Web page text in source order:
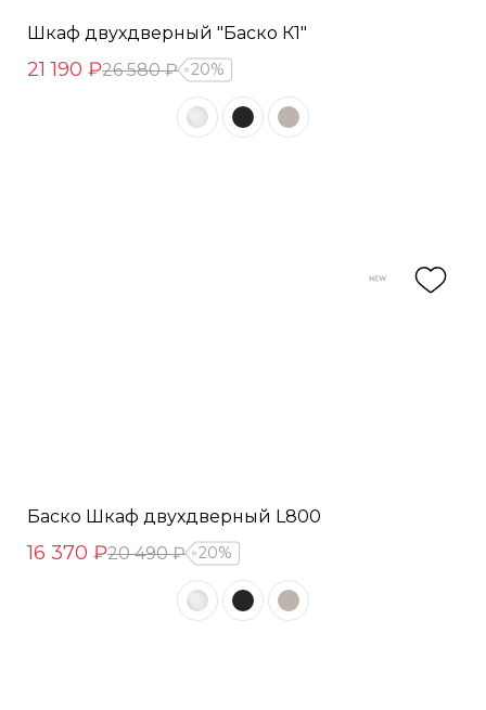
Шкаф двухдверный "Баско К1"
21 190 ₽26 580 ₽ 20%
Баско Шкаф двухдверный L800
16 370 ₽20 490 ₽ 20%